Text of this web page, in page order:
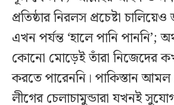
প্রতিষ্ঠার নিরলস প্রচেষ্টা
এখন পর্যন্ত ‘হালে পানি পাননি’;
কোনো মোড়েই তাঁরা নিজেদের
করতে পারেননি। পাকিস্তান
লীগের চেলাচামুন্ডারা যখনই